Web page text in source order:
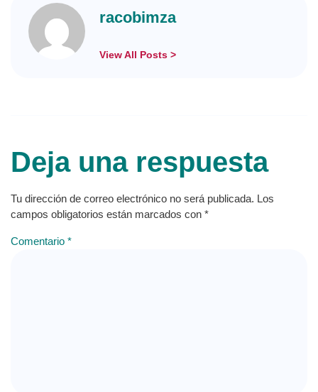
racobimza
View All Posts >
Deja una respuesta
Tu dirección de correo electrónico no será publicada. Los
campos obligatorios están marcados con *
Comentario *